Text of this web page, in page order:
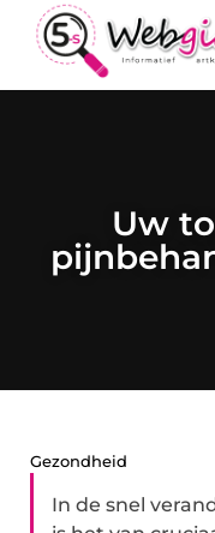
Uw
Gezondheid
In de snel